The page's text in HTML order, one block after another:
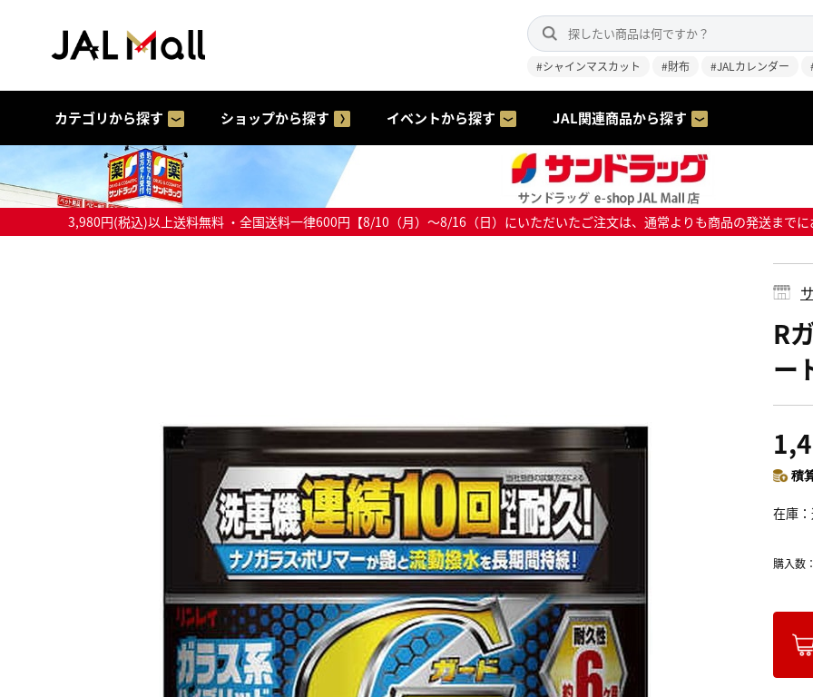
#シャインマスカット #財布 #JALカレンダー
カテゴリから探す ショップから探す イベントから探す JAL関連商品から探す
3,980円(税込)以上送料無料 ・全国送料一律600円【8/10（月）～8/16（日）にいただいたご注文は、通常よりも商品の発送まで
R
ー
積
在庫
購入数